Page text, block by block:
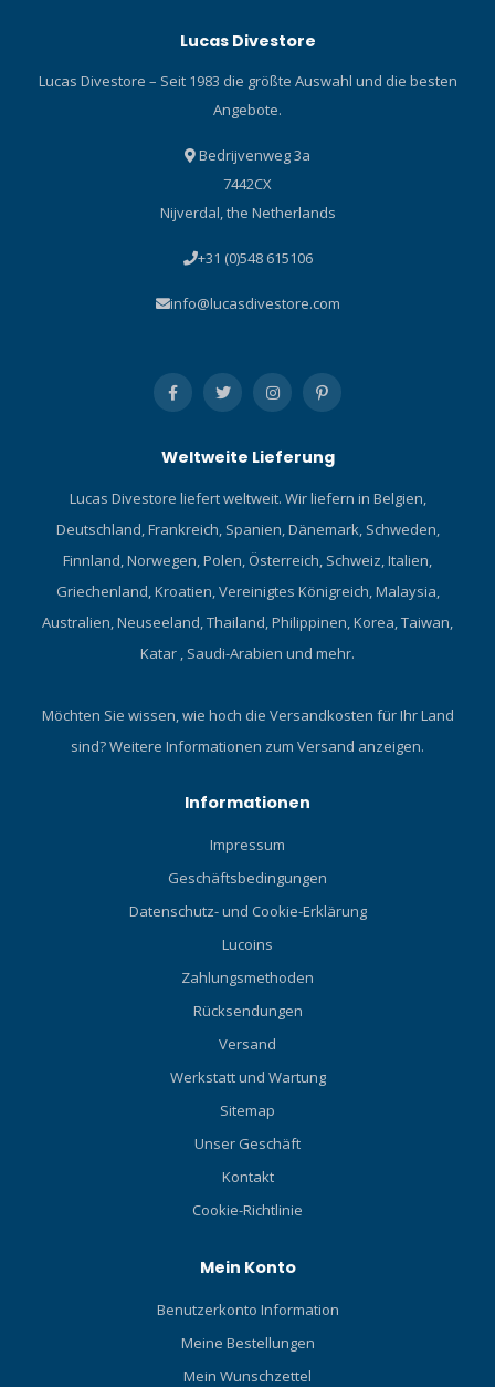
Lucas Divestore
Lucas Divestore – Seit 1983 die größte Auswahl und die besten
Angebote.
Bedrijvenweg 3a
7442CX
Nijverdal, the Netherlands
+31 (0)548 615106
info@lucasdivestore.com
Weltweite Lieferung
Lucas Divestore liefert weltweit. Wir liefern in Belgien,
Deutschland, Frankreich, Spanien, Dänemark, Schweden,
Finnland, Norwegen, Polen, Österreich, Schweiz, Italien,
Griechenland, Kroatien, Vereinigtes Königreich, Malaysia,
Australien, Neuseeland, Thailand, Philippinen, Korea, Taiwan,
Katar , Saudi-Arabien und mehr.
Möchten Sie wissen, wie hoch die Versandkosten für Ihr Land
sind?Weitere Informationen zum Versand anzeigen.
Informationen
Impressum
Geschäftsbedingungen
Datenschutz- und Cookie-Erklärung
Lucoins
Zahlungsmethoden
Rücksendungen
Versand
Werkstatt und Wartung
Sitemap
Unser Geschäft
Kontakt
Cookie-Richtlinie
Mein Konto
Benutzerkonto Information
Meine Bestellungen
Mein Wunschzettel